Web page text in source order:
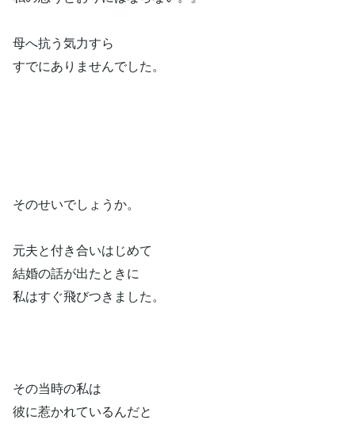
母へ抗う気力すら
すでにありませんでした。
そのせいでしょうか。
元夫と付き合いはじめて
結婚の話が出たときに
私はすぐ飛びつきました。
その当時の私は
彼に惹かれているんだと